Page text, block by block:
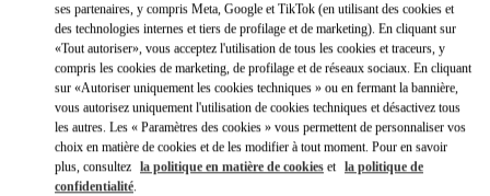
Link Opens in New Tab
ses partenaires, y compris Meta, Google et TikTok (en utilisant des cookies et
des technologies internes et tiers de profilage et de marketing). En cliquant sur
«Tout autoriser», vous acceptez l'utilisation de tous les cookies et traceurs, y
compris les cookies de marketing, de profilage et de réseaux sociaux. En cliquant
sur «Autoriser uniquement les cookies techniques » ou en fermant la bannière,
vous autorisez uniquement l'utilisation de cookies techniques et désactivez tous
les autres. Les « Paramètres des cookies » vous permettent de personnaliser vos
choix en matière de cookies et de les modifier à tout moment. Pour en savoir
plus, consultez la politique en matière de cookies et la politique de
confidentialité.